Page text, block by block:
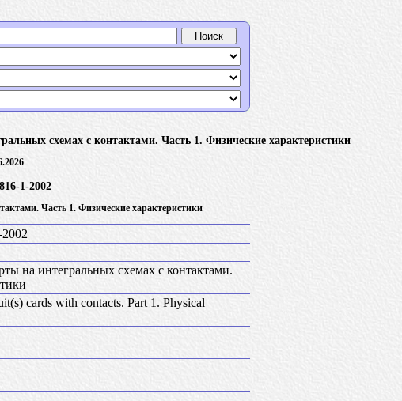
схемах с контактами. Часть 1. Физические характеристики
1-2002
Часть 1. Физические характеристики
на интегральных схемах с контактами.
cards with contacts. Part 1. Physical